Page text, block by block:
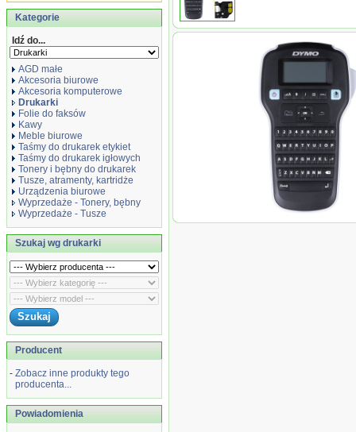
Kategorie
Idź do...
AGD małe
Akcesoria biurowe
Akcesoria komputerowe
Drukarki
Folie do faksów
Kawy
Meble biurowe
Taśmy do drukarek etykiet
Taśmy do drukarek igłowych
Tonery i bębny do drukarek
Tusze, atramenty, kartridże
Urządzenia biurowe
Wyprzedaże - Tonery, bębny
Wyprzedaże - Tusze
Szukaj wg drukarki
Producent
- Zobacz inne produkty tego
producenta...
Powiadomienia
Drukarka etykiet